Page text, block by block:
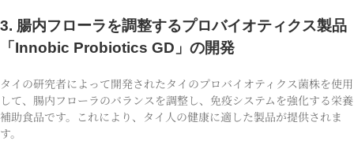
3. 腸内フローラを調整するプロバイオティクス製品
「Innobic Probiotics GD」の開発
タイの研究者によって開発されたタイのプロバイオティクス菌株を使用
して、腸内フローラのバランスを調整し、免疫システムを強化する栄養
補助食品です。これにより、タイ人の健康に適した製品が提供されま
す。